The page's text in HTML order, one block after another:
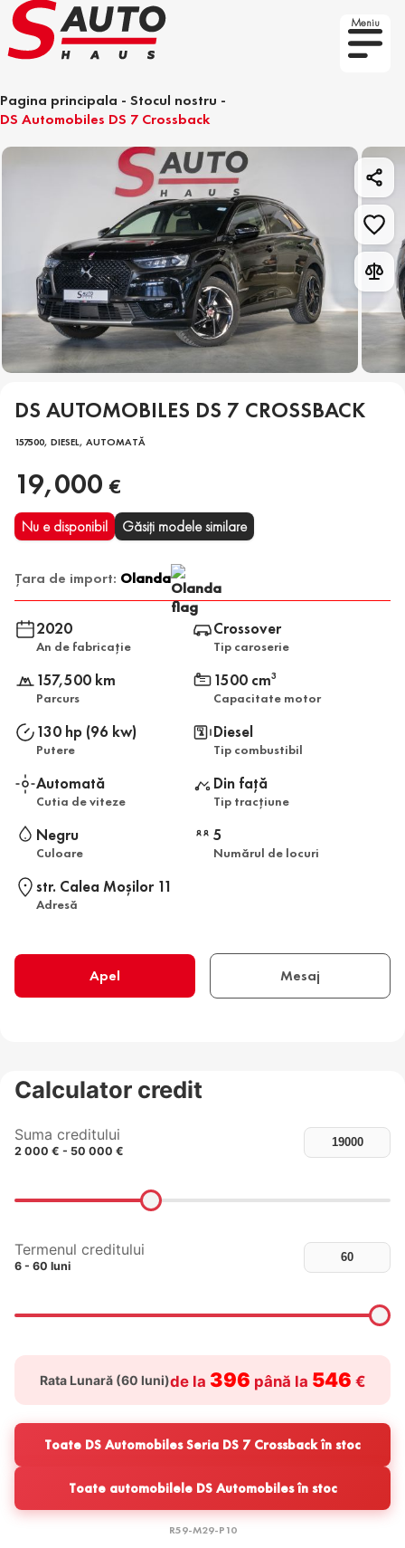
Meniu
Pagina principala - Stocul nostru -
DS Automobiles DS 7 Crossback
DS AUTOMOBILES DS 7 CROSSBACK
157500, DIESEL, AUTOMATĂ
19,000 €
Nu e disponibil Găsiți modele similare
Țara de import: Olanda
2020
An de fabricație
Crossover
Tip caroserie
157,500 km
Parcurs
1500 cm3
Capacitate motor
130 hp (96 kw)
Putere
Diesel
Tip combustibil
Automată
Cutia de viteze
Din față
Tip tracțiune
Negru
Culoare
5
Numărul de locuri
str. Calea Moşilor 11
Adresă
Apel Mesaj
Calculator credit
Suma creditului
2 000 € - 50 000 €
Termenul creditului
6 - 60 luni
Rata Lunară (60 luni)de la 396 până la 546 €
Toate DS Automobiles Seria DS 7 Crossback în stoc
Toate automobilele DS Automobiles în stoc
R59-M29-P10